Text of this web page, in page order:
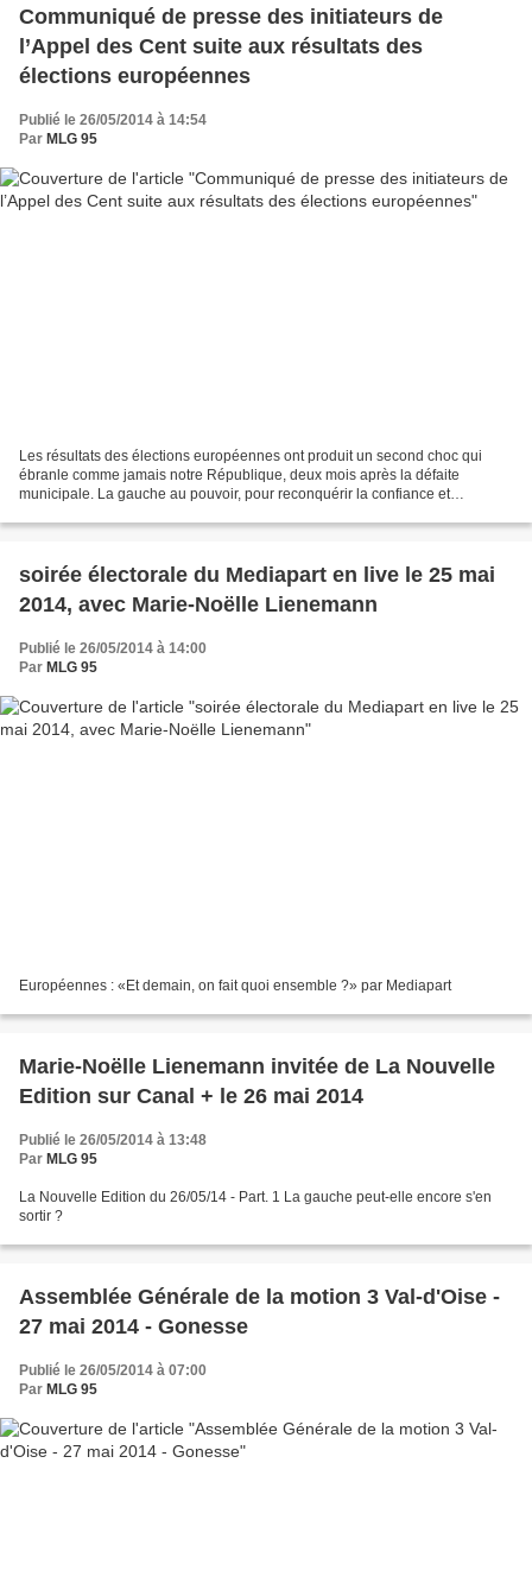
Communiqué de presse des initiateurs de
l’Appel des Cent suite aux résultats des
élections européennes
Publié le 26/05/2014 à 14:54
Par MLG 95
Les résultats des élections européennes ont produit un second choc qui
ébranle comme jamais notre République, deux mois après la défaite
municipale. La gauche au pouvoir, pour reconquérir la confiance et
soirée électorale du Mediapart en live le 25 mai
2014, avec Marie-Noëlle Lienemann
Publié le 26/05/2014 à 14:00
Par MLG 95
Européennes : «Et demain, on fait quoi ensemble ?» par Mediapart
Marie-Noëlle Lienemann invitée de La Nouvelle
Edition sur Canal + le 26 mai 2014
Publié le 26/05/2014 à 13:48
Par MLG 95
La Nouvelle Edition du 26/05/14 - Part. 1 La gauche peut-elle encore s'en
sortir ?
Assemblée Générale de la motion 3 Val-d'Oise -
27 mai 2014 - Gonesse
Publié le 26/05/2014 à 07:00
Par MLG 95